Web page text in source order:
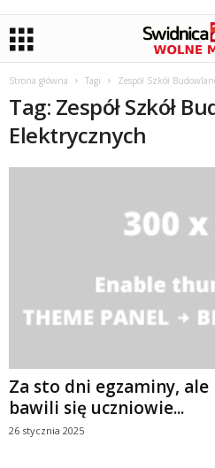
Strona główna Tagi Zespół Szkół
Tag: Zespół Szkół
Elektrycznych
Za sto dni egzaminy,
bawili się uczniowie...
26 stycznia 2025